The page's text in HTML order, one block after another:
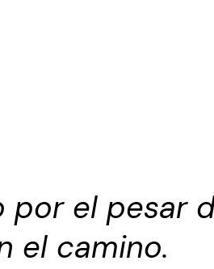
por el pesar
el camino.